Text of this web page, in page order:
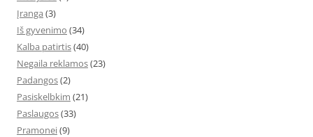
Įranga (3)
Iš gyvenimo (34)
Kalba patirtis(40)
Negaila reklamos(23)
Padangos(2)
Pasiskelbkim (21)
Paslaugos(33)
Pramonei(9)